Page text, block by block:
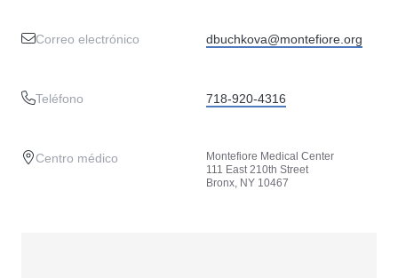
Correo electrónico dbuchkova@montefiore.org
Teléfono 718-920-4316
Centro médico
Montefiore Medical Center
111 East 210th Street
Bronx, NY 10467